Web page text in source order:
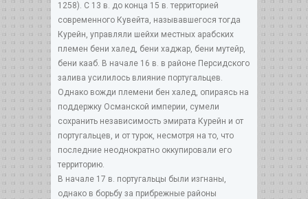
1258). С 13 в. до конца 15 в. территорией
современного Кувейта, называвшегося тогда
Курейн, управляли шейхи местных арабских
племен бени халед, бени хаджар, бени мутейр,
бени кааб. В начале 16 в. в районе Персидского
залива усилилось влияние португальцев.
Однако вожди племени бен халед, опираясь на
поддержку Османской империи, сумели
сохранить независимость эмирата Курейн и от
португальцев, и от турок, несмотря на то, что
последние неоднократно оккупировали его
территорию.
В начале 17 в. португальцы были изгнаны,
однако в борьбу за прибрежные районы